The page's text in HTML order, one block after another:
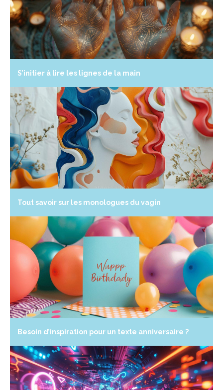
S’initier à lire les lignes de la main
Tout savoir sur les monologues du vagin
Besoin d’inspiration pour un texte anniversaire ?